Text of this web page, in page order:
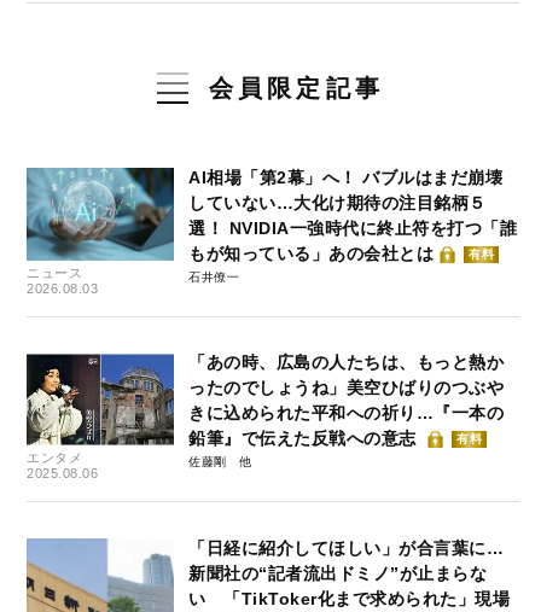
会員限定記事
ニュース
2026.08.03
AI相場「第2幕」へ！ バブルはまだ崩壊
していない…大化け期待の注目銘柄５
選！ NVIDIA一強時代に終止符を打つ「誰
もが知っている」あの会社とは
有料
石井僚一
エンタメ
2025.08.06
「あの時、広島の人たちは、もっと熱か
ったのでしょうね」美空ひばりのつぶや
きに込められた平和への祈り…『一本の
鉛筆』で伝えた反戦への意志
有料
佐藤剛
「日経に紹介してほしい」が合言葉に…
新聞社の“記者流出ドミノ”が止まらな
い 「TikToker化まで求められた」現場